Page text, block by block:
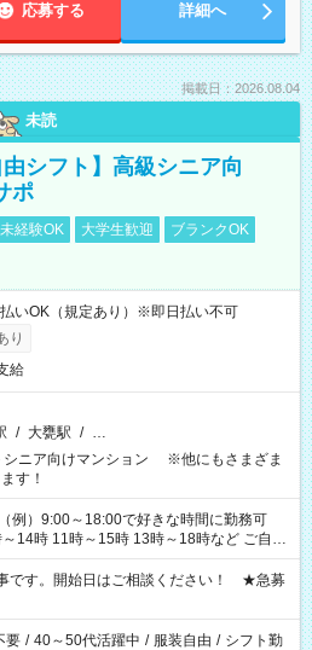
応募する 詳細へ
掲載日：2026.08.04
未読
シフト】高級シニア向
ポ
経験OK 大学生歓迎
ブランクOK
いOK（規定あり）※即日払い不可
り
給
/ 大甕駅 / …
シニア向けマンション ※他にもさまざま
す！
例）9:00～18:00で好きな時間に勤務可
14時 11時～15時 13時～18時など ご自身
務時間をご相談ください！ ★家庭の都合
が必要な場合も遠慮なくご相談くださ
です。開始日はご相談ください！ ★急募
要 / 40～50代活躍中 / 服装自由 / シフト勤